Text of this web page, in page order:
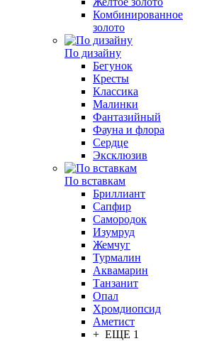
Комбинированное
золото
По дизайну
Бегунок
Кресты
Классика
Малинки
Фантазийный
Фауна и флора
Сердце
Эксклюзив
По вставкам
Бриллиант
Сапфир
Самородок
Изумруд
Жемчуг
Турмалин
Аквамарин
Танзанит
Опал
Хромдиопсид
Аметист
+ ЕЩЕ 1